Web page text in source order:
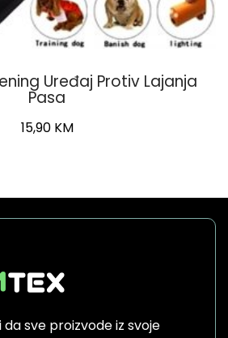
Uređaj Protiv Lajanja
Pasa
15,90 KM
da sve proizvode iz svoje